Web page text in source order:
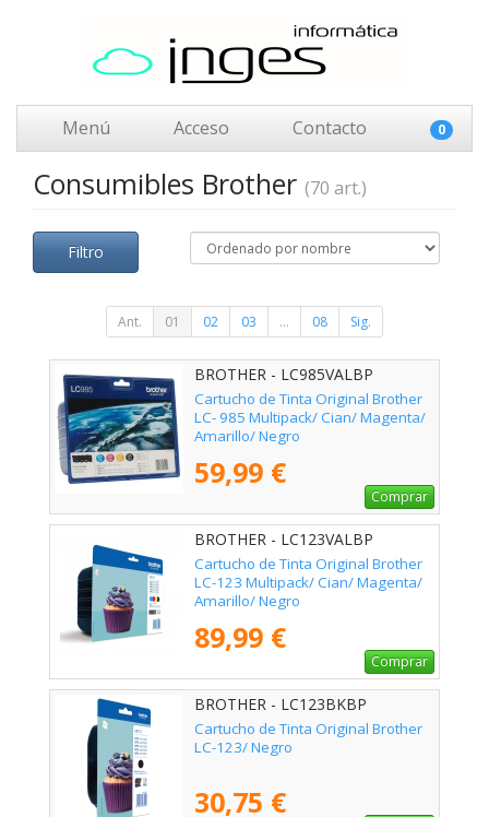
Menú Acceso Contacto 0
Consumibles Brother (70 art.)
Filtro
Ant. 01 02 03 ... 08 Sig.
BROTHER - LC985VALBP
Cartucho de Tinta Original Brother
LC- 985 Multipack/ Cian/ Magenta/
Amarillo/ Negro
59,99 €
Comprar
BROTHER - LC123VALBP
Cartucho de Tinta Original Brother
LC-123 Multipack/ Cian/ Magenta/
Amarillo/ Negro
89,99 €
Comprar
BROTHER - LC123BKBP
Cartucho de Tinta Original Brother
LC-123/ Negro
30,75 €